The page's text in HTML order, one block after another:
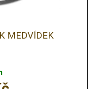
MEDVÍDEK